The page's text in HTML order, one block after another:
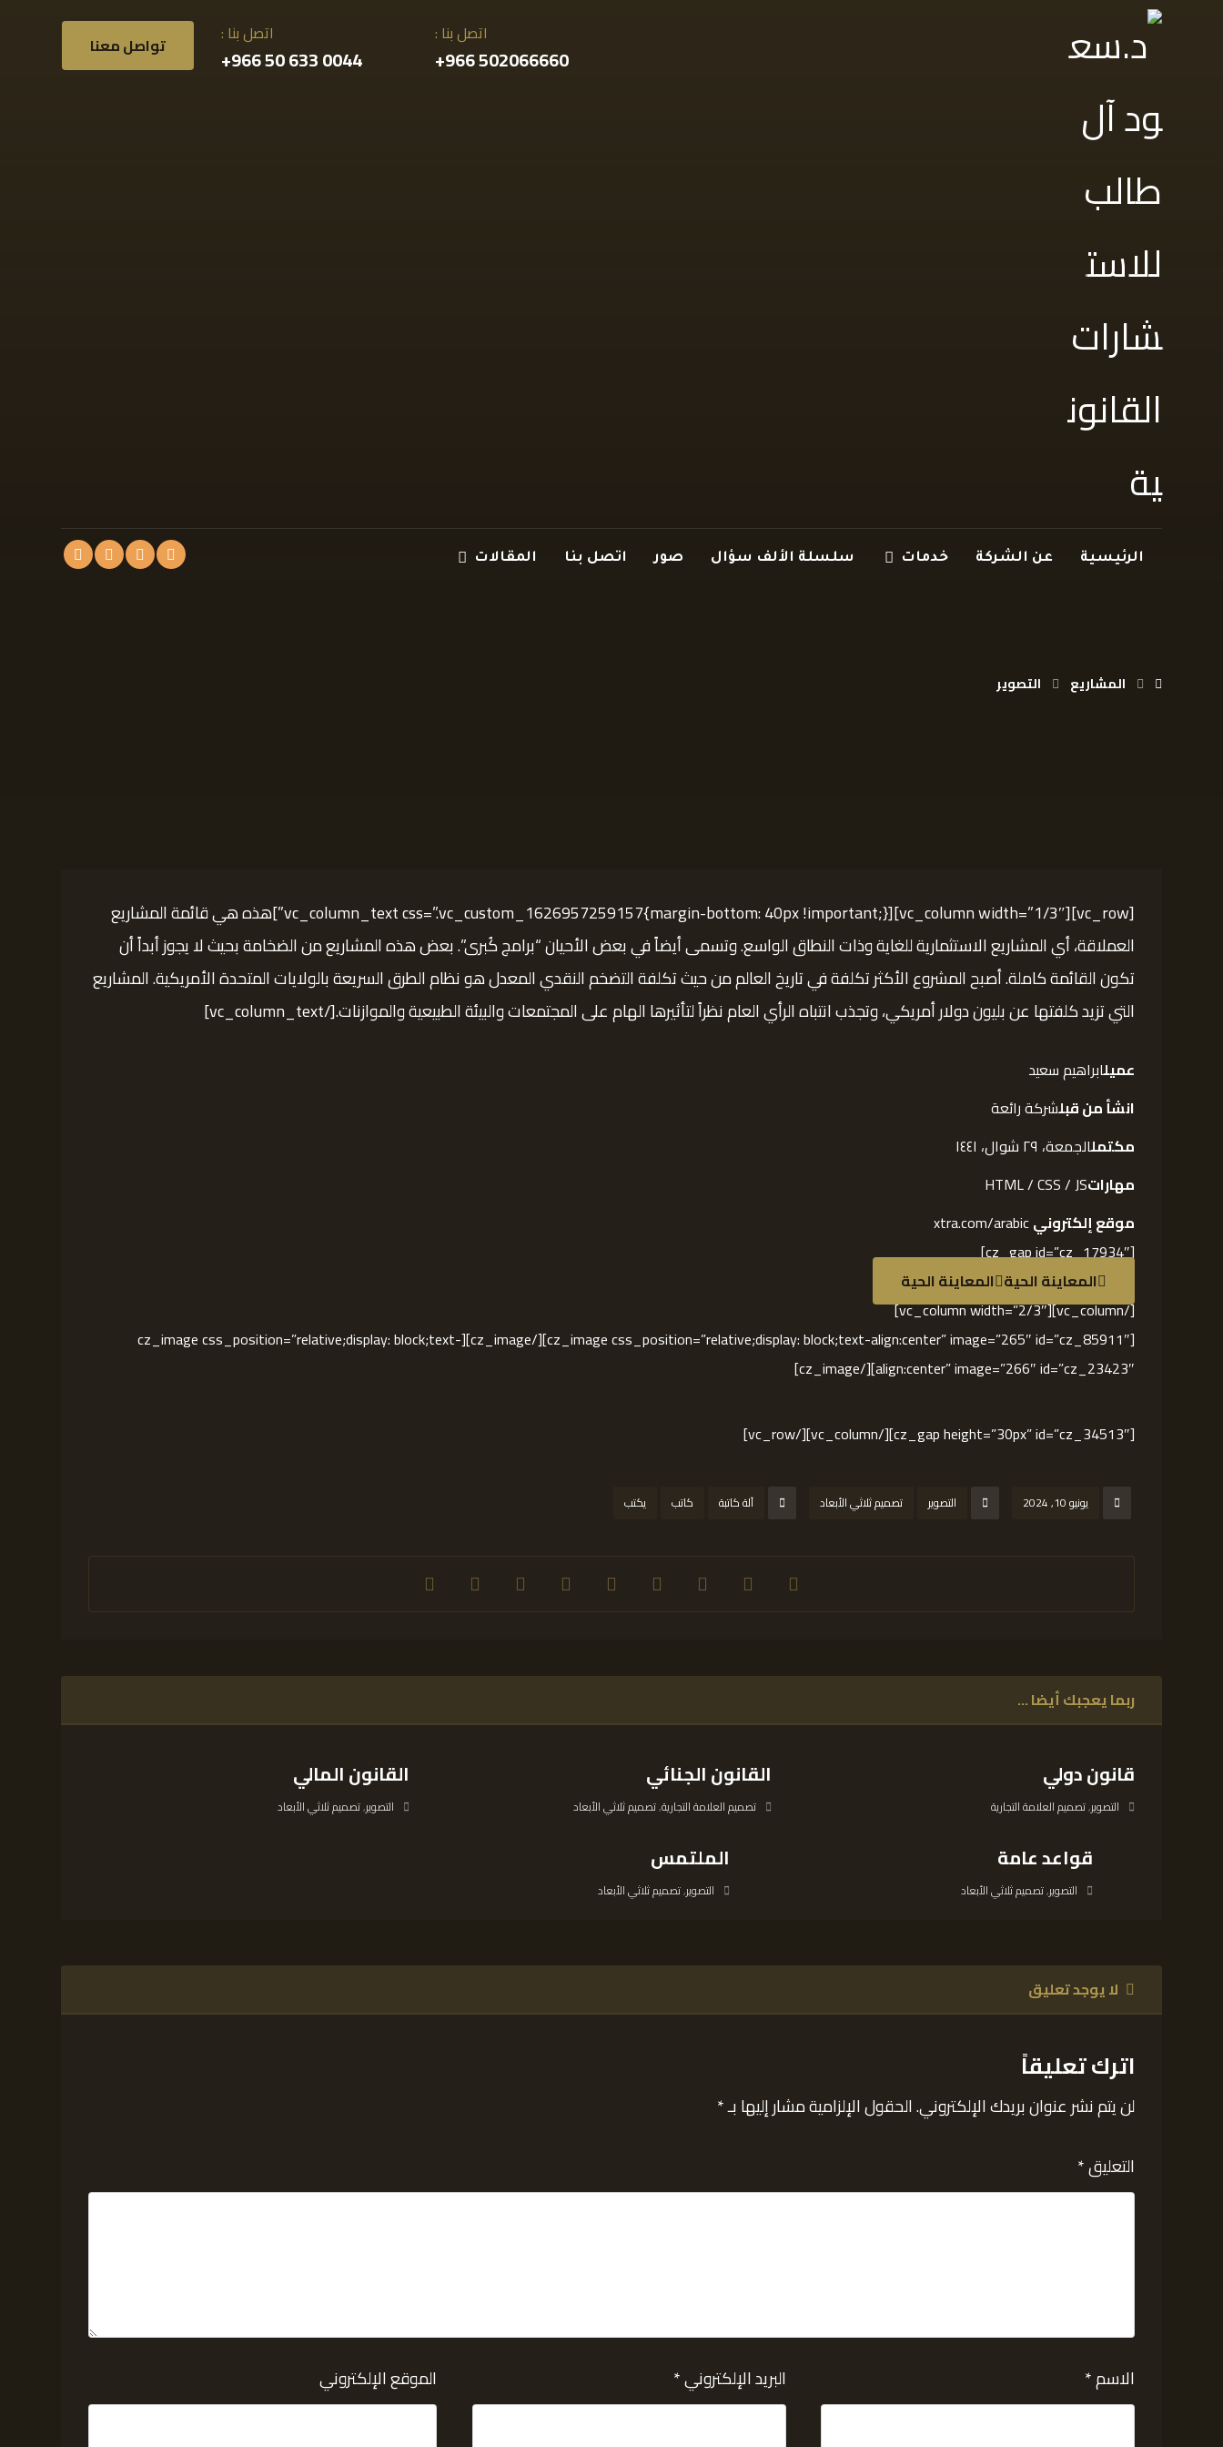
تواصل معنا اتصل بنا :
0044 633 50 966+
اتصل بنا :
502066660 966+
الرئيسية عن الشركة خدمات سلسلة الألف سؤال صور اتصل بنا المقالات
المشاريع التصوير
[vc_row][vc_column width=”1/3″][vc_column_text css=”.vc_custom_1626957259157{margin-bottom: 40px !important;}”]هذه هي قائمة المشاريع
العملاقة، أي المشاريع الاستثمارية للغاية وذات النطاق الواسع. وتسمى أيضاً في بعض الأحيان “برامج كُبرى”. بعض هذه المشاريع من الضخامة بحيث لا يجوز أبداً أن
تكون القائمة كاملة. أصبح المشروع الأكثر تكلفة في تاريخ العالم من حيث تكلفة التضخم النقدي المعدل هو نظام الطرق السريعة بالولايات المتحدة الأمريكية. المشاريع
التي تزيد كلفتها عن بليون دولار أمريكي، وتجذب انتباه الرأي العام نظراً لتأثيرها الهام على المجتمعات والبيئة الطبيعية والموازنات.[/vc_column_text]
عميلابراهيم سعيد
انشأ من قبلشركة رائعة
مكتملالجمعة، ٢٩ شوال، ١٤٤١
مهاراتHTML / CSS / JS
موقع إلكترونيxtra.com/arabic
[cz_gap id=”cz_17934″]
المعاينة الحية المعاينة الحية
[/vc_column][vc_column width=”2/3″]
[cz_image css_position=”relative;display: block;text-align:center” image=”265″ id=”cz_85911″][/cz_image][cz_image css_position=”relative;display: block;text-
align:center” image=”266″ id=”cz_23423″][/cz_image]
[cz_gap height=”30px” id=”cz_34513″][/vc_column][/vc_row]
يونيو 10, 2024 التصوير تصميم ثلاثي الأبعاد آلة كاتبة كاتب يكتب
ربما يعجبك أيضا ...
قانون دولي
التصوير,تصميم العلامة التجارية
القانون الجنائي
تصميم العلامة التجارية,تصميم ثلاثي الأبعاد
القانون المالي
التصوير,تصميم ثلاثي الأبعاد
قواعد عامة
التصوير,تصميم ثلاثي الأبعاد
الملتمس
التصوير,تصميم ثلاثي الأبعاد
لا يوجد تعليق
اترك تعليقاً
لن يتم نشر عنوان بريدك الإلكتروني.الحقول الإلزامية مشار إليها بـ*
التعليق*
الاسم* البريد الإلكتروني* الموقع الإلكتروني